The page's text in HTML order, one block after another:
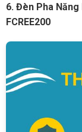
6. Đèn Pha Năng
FCREE200